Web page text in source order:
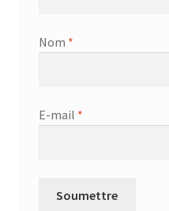
Nom *
E-mail *